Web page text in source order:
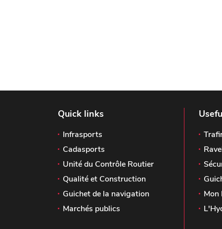
Quick links
Infrasports
Cadasports
Unité du Contrôle Routier
Qualité et Construction
Guichet de la navigation
Marchés publics
Mon